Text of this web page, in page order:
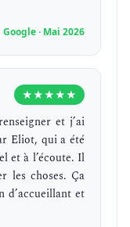
Google · Mai 2026
★★★★★
et j’ai
Eliot, qui a été
et à l’écoute. Il
les choses. Ça
d’accueillant et